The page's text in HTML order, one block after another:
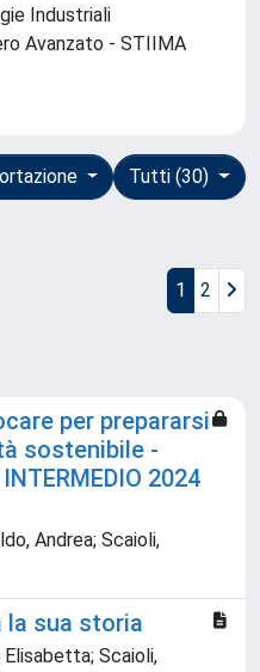
Industriali
Avanzato - STIIMA
Tutti (30)
1 2
per prepararsi
sostenibile -
2024
Andrea; Scaioli,
la sua storia
Elisabetta; Scaioli,